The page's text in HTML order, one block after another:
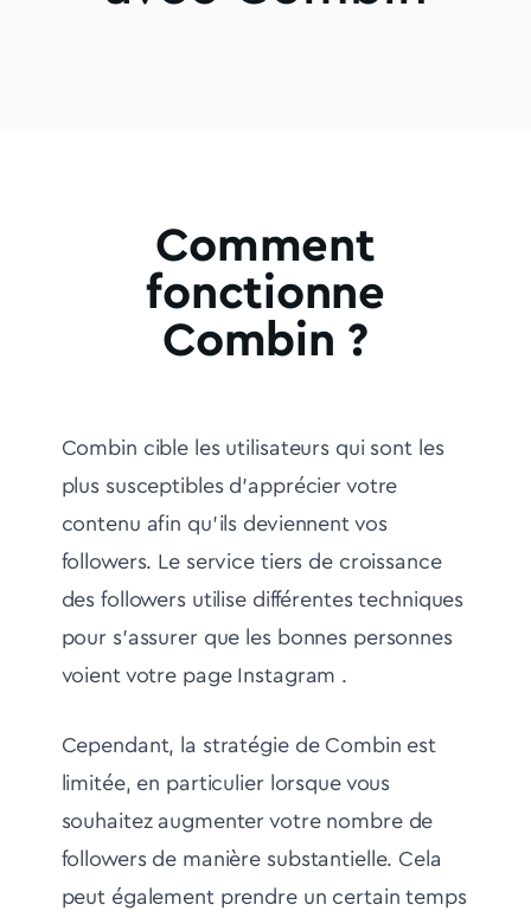
Comment
fonctionne
Combin ?
Combin cible les utilisateurs qui sont les
plus susceptibles d'apprécier votre
contenu afin qu'ils deviennent vos
followers. Le service tiers de croissance
des followers utilise différentes techniques
pour s'assurer que les bonnes personnes
voient votre page Instagram .
Cependant, la stratégie de Combin est
limitée, en particulier lorsque vous
souhaitez augmenter votre nombre de
followers de manière substantielle. Cela
peut également prendre un certain temps